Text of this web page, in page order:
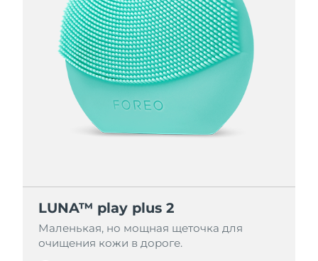
LUNA™ play plus 2
Маленькая, но мощная щеточка для
очищения кожи в дороге.
LUNA™ play plus 2
Маленькая, но мощная щеточка для
очищения кожи в дороге.